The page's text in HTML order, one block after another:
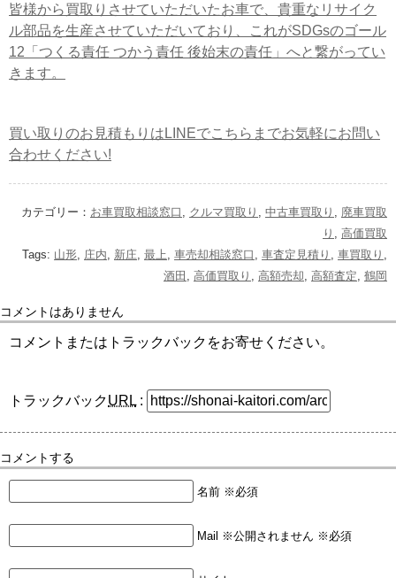
皆様から買取りさせていただいたお車で、貴重なリサイク
ル部品を生産させていただいており、これがSDGsのゴール
12「つくる責任 つかう責任 後始末の責任」へと繋がってい
きます。
買い取りのお見積もりはLINEでこちらまでお気軽にお問い
合わせください!
カテゴリー： お車買取相談窓口 クルマ買取り 中古車買取り
廃車買取
り
高価買取
Tags: 山形 庄内 新庄 最上 車売却相談窓口 車査定見積り 車買取り
酒田
高価買取り 高額売却 高額査定 鶴岡
コメントはありません
コメントまたはトラックバックをお寄せください。
トラックバックURL :
コメントする
名前 ※必須
Mail ※公開されません ※必須